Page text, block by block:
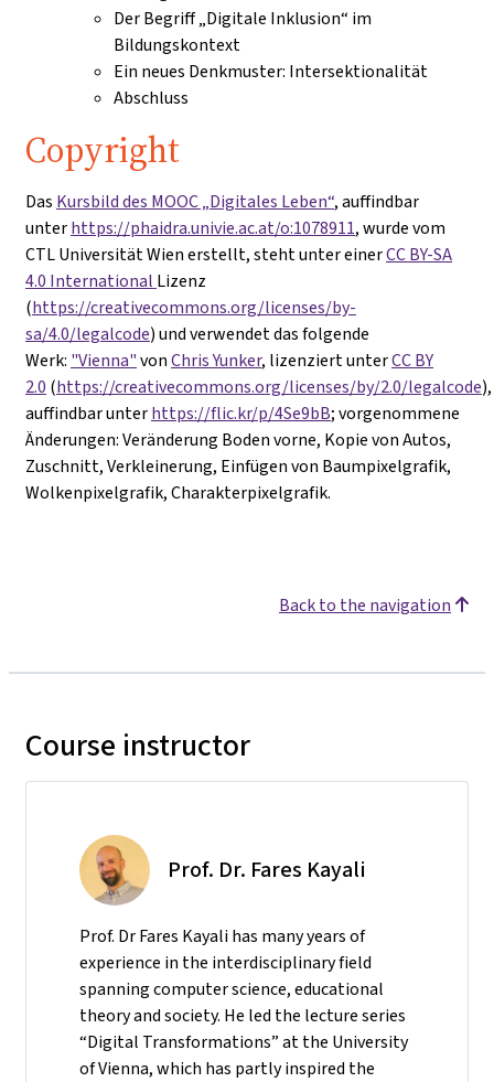
Der Begriff „Digitale Inklusion“ im
Bildungskontext
Ein neues Denkmuster: Intersektionalität
Abschluss
Copyright
Das Kursbild des MOOC „Digitales Leben“, auffindbar
unterhttps://phaidra.univie.ac.at/o:1078911, wurde vom
CTL Universität Wien erstellt, steht unter einerCC BY-SA
4.0 International Lizenz
(https://creativecommons.org/licenses/by-
sa/4.0/legalcode) und verwendet das folgende
Werk: "Vienna"vonChris Yunker, lizenziert unterCC BY
2.0 (https://creativecommons.org/licenses/by/2.0/legalcode),
auffindbar unterhttps://flic.kr/p/4Se9bB; vorgenommene
Änderungen: Veränderung Boden vorne, Kopie von Autos,
Zuschnitt, Verkleinerung, Einfügen von Baumpixelgrafik,
Wolkenpixelgrafik, Charakterpixelgrafik.
Back to the navigation
Course instructor
Prof. Dr. Fares Kayali
Prof. Dr Fares Kayali has many years of
experience in the interdisciplinary field
spanning computer science, educational
theory and society. He led the lecture series
“Digital Transformations” at the University
of Vienna, which has partly inspired the